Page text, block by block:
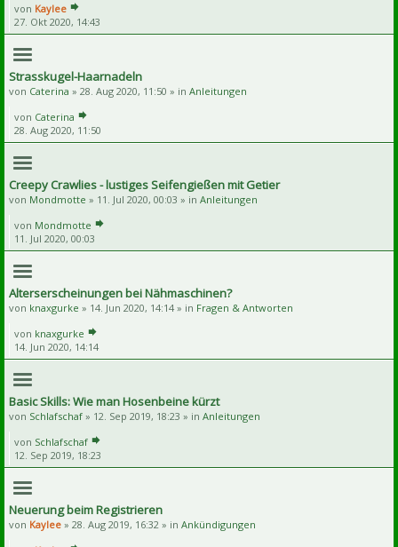
von Kaylee
27. Okt 2020, 14:43
Strasskugel-Haarnadeln
von Caterina » 28. Aug 2020, 11:50 » in Anleitungen
von Caterina
28. Aug 2020, 11:50
Creepy Crawlies - lustiges Seifengießen mit Getier
von Mondmotte » 11. Jul 2020, 00:03 » in Anleitungen
von Mondmotte
11. Jul 2020, 00:03
Alterserscheinungen bei Nähmaschinen?
von knaxgurke » 14. Jun 2020, 14:14 » in Fragen & Antworten
von knaxgurke
14. Jun 2020, 14:14
Basic Skills: Wie man Hosenbeine kürzt
von Schlafschaf » 12. Sep 2019, 18:23 » in Anleitungen
von Schlafschaf
12. Sep 2019, 18:23
Neuerung beim Registrieren
von Kaylee » 28. Aug 2019, 16:32 » in Ankündigungen